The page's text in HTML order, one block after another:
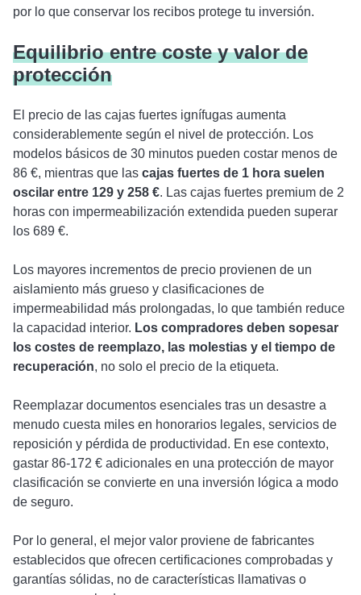
por lo que conservar los recibos protege tu inversión.
Equilibrio entre coste y valor de
protección
El precio de las cajas fuertes ignífugas aumenta
considerablemente según el nivel de protección. Los
modelos básicos de 30 minutos pueden costar menos de
86 €, mientras que las cajas fuertes de 1 hora suelen
oscilar entre 129 y 258 €. Las cajas fuertes premium de 2
horas con impermeabilización extendida pueden superar
los 689 €.
Los mayores incrementos de precio provienen de un
aislamiento más grueso y clasificaciones de
impermeabilidad más prolongadas, lo que también reduce
la capacidad interior. Los compradores deben sopesar
los costes de reemplazo, las molestias y el tiempo de
recuperación, no solo el precio de la etiqueta.
Reemplazar documentos esenciales tras un desastre a
menudo cuesta miles en honorarios legales, servicios de
reposición y pérdida de productividad. En ese contexto,
gastar 86-172 € adicionales en una protección de mayor
clasificación se convierte en una inversión lógica a modo
de seguro.
Por lo general, el mejor valor proviene de fabricantes
establecidos que ofrecen certificaciones comprobadas y
garantías sólidas, no de características llamativas o